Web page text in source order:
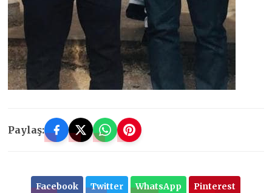
Paylaş:
Facebook Twitter WhatsApp Pinterest